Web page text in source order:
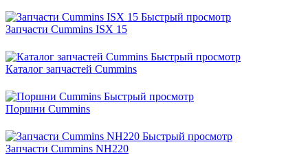
Быстрый просмотр
Запчасти Cummins ISX 15
Быстрый просмотр
Каталог запчастей Cummins
Быстрый просмотр
Поршни Cummins
Быстрый просмотр
Запчасти Cummins NH220